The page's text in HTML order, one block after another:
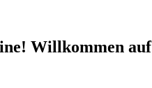
Willkommen auf